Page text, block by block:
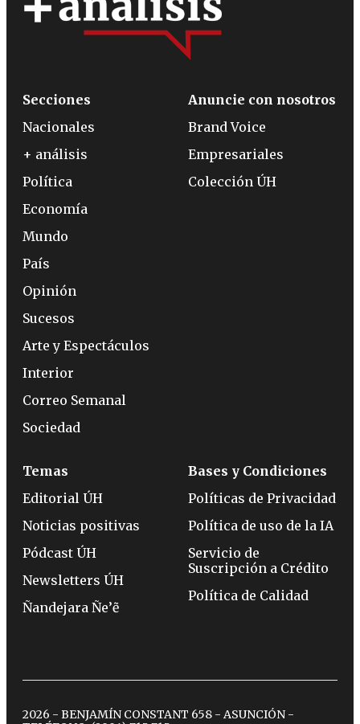
Secciones
Nacionales
+ análisis
Política
Economía
Mundo
País
Opinión
Sucesos
Arte y Espectáculos
Interior
Correo Semanal
Sociedad
Anuncie con nosotros
Brand Voice
Empresariales
Colección ÚH
Temas
Editorial ÚH
Noticias positivas
Pódcast ÚH
Newsletters ÚH
Ñandejara Ñe’ẽ
Bases y Condiciones
Políticas de Privacidad
Política de uso de la IA
Servicio de
Suscripción a Crédito
Política de Calidad
2026 - BENJAMÍN CONSTANT 658 - ASUNCIÓN -